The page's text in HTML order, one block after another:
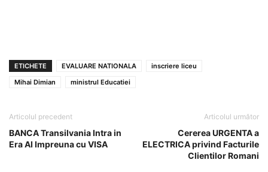
ETICHETE EVALUARE NATIONALA
inscriere liceu
Mihai Dimian
ministrul Educatiei
Articolul precedent
BANCA Transilvania Intra in
Era AI Impreuna cu VISA
Articolul următor
Cererea URGENTA a
ELECTRICA privind Facturile
Clientilor Romani